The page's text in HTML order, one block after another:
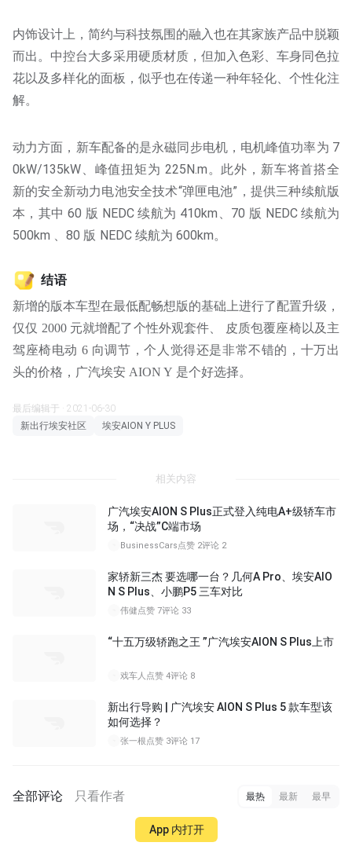
内饰设计上，简约与科技氛围的融入也在其家族产品中脱颖
而出。中控台大多采用硬质材质，但加入色彩、车身同色拉
花以及多样化的面板，似乎也在传递一种年轻化、个性化注
解。
动力方面，新车配备的是永磁同步电机，电机峰值功率为 7
0kW/135kW、峰值扭矩为 225N.m。此外，新车将首搭全
新的安全新动力电池安全技术“弹匣电池”，提供三种续航版
本，其中 60 版 NEDC 续航为 410km、70 版 NEDC 续航为
500km 、80 版 NEDC 续航为 600km。
结语
新增的版本车型在最低配畅想版的基础上进行了配置升级，
仅仅 2000 元就增配了个性外观套件、 皮质包覆座椅以及主
驾座椅电动 6 向调节，个人觉得还是非常不错的，十万出
头的价格，广汽埃安 AION Y 是个好选择。
最后编辑于 · 2021-06-30
新出行埃安社区
埃安AION Y PLUS
相关内容
广汽埃安AION S Plus正式登入纯电A+级轿车市
场，“决战”C端市场
BusinessCars点赞 2评论 2
家轿新三杰 要选哪一台？几何A Pro、埃安AIO
N S Plus、小鹏P5 三车对比
伟健点赞 7评论 33
“十五万级轿跑之王 ”广汽埃安AION S Plus上市
戏车人 点赞 4评论 8
新出行导购 | 广汽埃安 AION S Plus 5 款车型该
如何选择？
张一根点赞 3评论 17
全部评论 只看作者 最热 最新 最早
App 内打开